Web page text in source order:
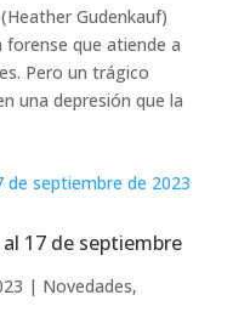
Gudenkauf)
forense que atiende a
Pero un trágico
una depresión que la
17 de septiembre
| Novedades,